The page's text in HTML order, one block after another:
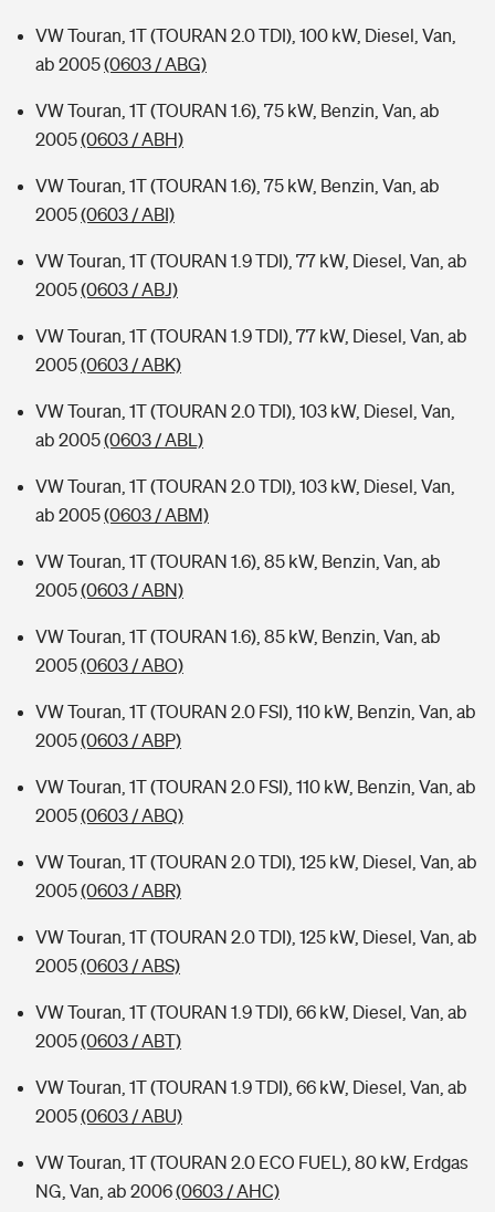
VW Touran, 1T (TOURAN 2.0 TDI), 100 kW, Diesel, Van,
ab 2005(0603 / ABG)
VW Touran, 1T (TOURAN 1.6), 75 kW, Benzin, Van, ab
2005(0603 / ABH)
VW Touran, 1T (TOURAN 1.6), 75 kW, Benzin, Van, ab
2005(0603 / ABI)
VW Touran, 1T (TOURAN 1.9 TDI), 77 kW, Diesel, Van, ab
2005(0603 / ABJ)
VW Touran, 1T (TOURAN 1.9 TDI), 77 kW, Diesel, Van, ab
2005(0603 / ABK)
VW Touran, 1T (TOURAN 2.0 TDI), 103 kW, Diesel, Van,
ab 2005(0603 / ABL)
VW Touran, 1T (TOURAN 2.0 TDI), 103 kW, Diesel, Van,
ab 2005(0603 / ABM)
VW Touran, 1T (TOURAN 1.6), 85 kW, Benzin, Van, ab
2005(0603 / ABN)
VW Touran, 1T (TOURAN 1.6), 85 kW, Benzin, Van, ab
2005(0603 / ABO)
VW Touran, 1T (TOURAN 2.0 FSI), 110 kW, Benzin, Van, ab
2005(0603 / ABP)
VW Touran, 1T (TOURAN 2.0 FSI), 110 kW, Benzin, Van, ab
2005(0603 / ABQ)
VW Touran, 1T (TOURAN 2.0 TDI), 125 kW, Diesel, Van, ab
2005(0603 / ABR)
VW Touran, 1T (TOURAN 2.0 TDI), 125 kW, Diesel, Van, ab
2005(0603 / ABS)
VW Touran, 1T (TOURAN 1.9 TDI), 66 kW, Diesel, Van, ab
2005(0603 / ABT)
VW Touran, 1T (TOURAN 1.9 TDI), 66 kW, Diesel, Van, ab
2005(0603 / ABU)
VW Touran, 1T (TOURAN 2.0 ECO FUEL), 80 kW, Erdgas
NG, Van, ab 2006(0603 / AHC)